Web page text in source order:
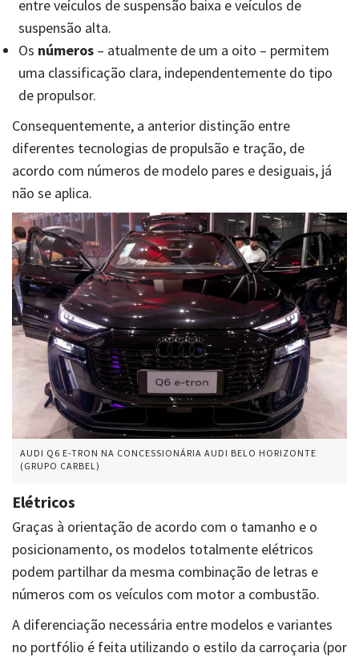
entre veículos de suspensão baixa e veículos de
suspensão alta.
Os números – atualmente de um a oito – permitem
uma classificação clara, independentemente do tipo
de propulsor.
Consequentemente, a anterior distinção entre
diferentes tecnologias de propulsão e tração, de
acordo com números de modelo pares e desiguais, já
não se aplica.
AUDI Q6 E-TRON NA CONCESSIONÁRIA AUDI BELO HORIZONTE
(GRUPO CARBEL)
Elétricos
Graças à orientação de acordo com o tamanho e o
posicionamento, os modelos totalmente elétricos
podem partilhar da mesma combinação de letras e
números com os veículos com motor a combustão.
A diferenciação necessária entre modelos e variantes
no portfólio é feita utilizando o estilo da carroçaria (por